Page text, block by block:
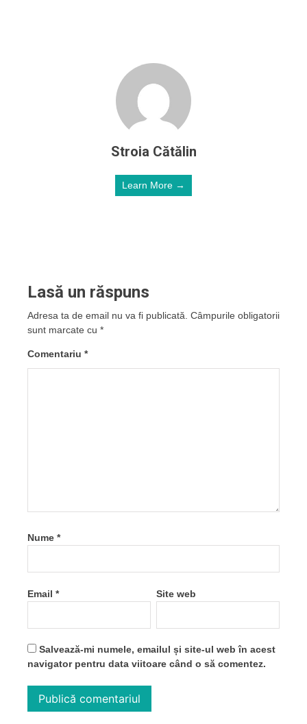
Stroia Cătălin
Learn More →
Lasă un răspuns
Adresa ta de email nu va fi publicată. Câmpurile obligatorii
sunt marcate cu *
Comentariu *
Nume *
Email * Site web
Salvează-mi numele, emailul și site-ul web în acest
navigator pentru data viitoare când o să comentez.